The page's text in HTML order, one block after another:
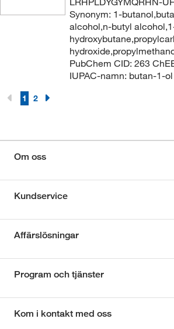
Synonym: 1-
alcohol,n-butyl
PubChem CID: 263
IUPAC-namn: butan-1-
1 2
Om oss
Kundservice
Affärslösningar
Program och tjänster
Kom i kontakt med oss